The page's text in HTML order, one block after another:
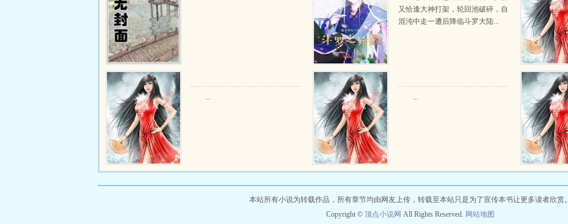
又恰逢大神打架，轮回池破碎，自
混沌中走一遭后降临斗罗大陆...
... ...
本站所有小说为转载作品，所有章节均由网友上传，转载至本站只是为了宣传本书让更多读者欣赏。
Copyright © 顶点小说网 All Rights Reserved. 网站地图